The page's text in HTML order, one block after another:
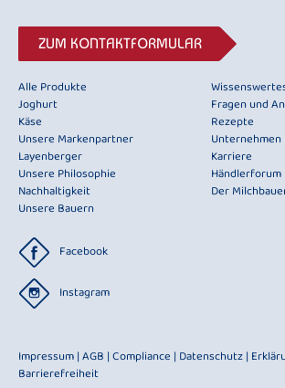
ZUM KONTAKTFORMULAR
Alle Produkte
Joghurt
Käse
Unsere Markenpartner
Layenberger
Unsere Philosophie
Nachhaltigkeit
Unsere Bauern
Fragen und
Rezepte
Unternehmen
Karriere
Händlerforum
Der
Facebook
Instagram
Impressum|AGB |Compliance | Datenschutz|
Barrierefreiheit